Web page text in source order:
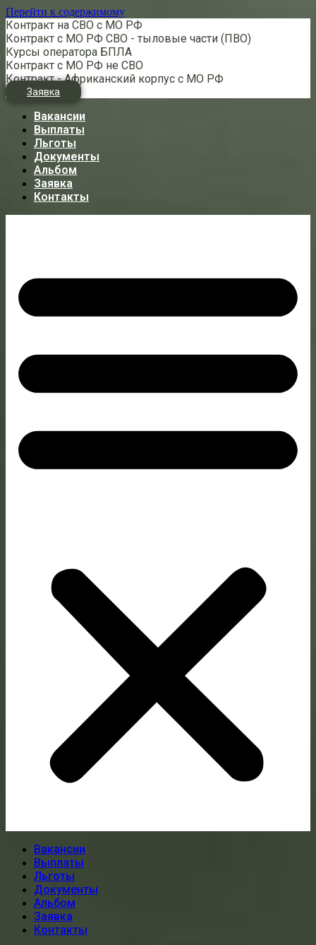
Перейти к содержимому
Контракт на СВО с МО РФ
Контракт с МО РФ СВО - тыловые части (ПВО)
Курсы оператора БПЛА
Контракт с МО РФ не СВО
Контракт - Африканский корпус с МО РФ
Заявка
Вакансии
Выплаты
Льготы
Документы
Альбом
Заявка
Контакты
Вакансии
Выплаты
Льготы
Документы
Альбом
Заявка
Контакты